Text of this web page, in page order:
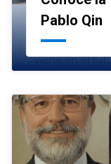
Pablo Qin